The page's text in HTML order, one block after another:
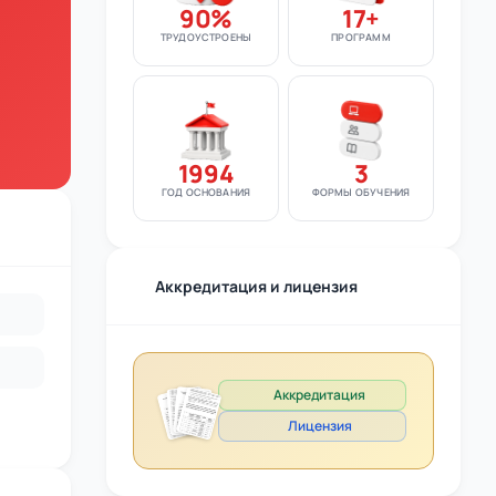
90%
ТРУДОУСТРОЕНЫ
17+
ПРОГРАММ
1994
ГОД ОСНОВАНИЯ
3
ФОРМЫ ОБУЧЕНИЯ
Аккредитация и лицензия
Аккредитация
Лицензия